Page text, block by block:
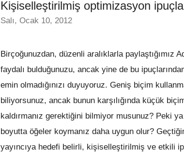
Kişiselleştirilmiş optimizasyon
Salı, Ocak 10, 2012
Birçoğunuzdan, düzenli aralıklarla paylaştığımız
faydalı bulduğunuzu, ancak yine de bu
emin olmadığınızı duyuyoruz. Geniş biçim
biliyorsunuz, ancak bunun karşılığında küçük
kaldırmanız gerektiğini bilmiyor musunuz? Peki ya
boyutta öğeler koymanız daha uygun olur?
yayıncıya hedefi belirli, kişiselleştirilmiş ve etkili